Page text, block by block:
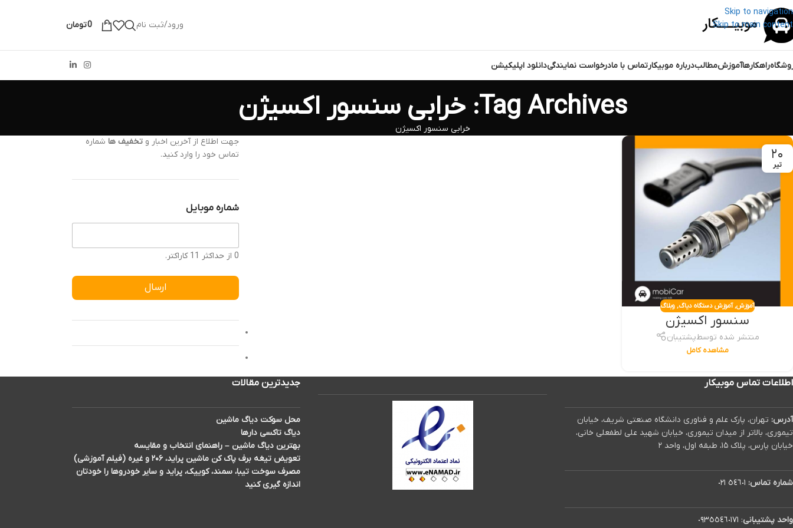
Skip to navigation
Skip to main content
ورود/ثبت نام 0تومان
راهکارهاآموزشمطالبدرباره موبیکارتماس با مادرخواست نمایندگیدانلود اپلیکیشن
Tag Archives: خرابی سنسور اکسیژن
خرابی سنسور اکسیژن
۲۰
تیر
آموزش,آموزش دستگاه دیاگ, وبلاگ
سنسور اکسیژن
منتشر شده توسطپشتیبان
مشاهده کامل
جهت اطلاع از آخرین اخبار و تخفیف ها شماره
تماس خود را وارد کنید.
شماره موبایل
0 از حداکثر 11 کاراکتر.
ارسال
اطلاعات تماس موبیکار
آدرس: تهران، پارک علم و فناوری دانشگاه صنعتی شریف، خیابان
تیموری، بالاتر از میدان تیموری، خیابان شهید علی لطفعلی خانی،
خیابان پارس، پلاک ۱۵، طبقه اول، واحد ۲
شماره تماس: ٥٤٦٠١ ٠٢١
واحد پشتیبانی: ٠٩٣٥٥٤٦٠١٧١
جدیدترین مقالات
محل سوکت دیاگ ماشین
دیاگ تاکسی دارها
بهترین دیاگ ماشین – راهنمای انتخاب و مقایسه
تعویض تیغه برف پاک کن ماشین پراید، ۲۰۶ و غیره (فیلم آموزشی)
مصرف سوخت تیبا، سمند، کوییک، پراید و سایر خودروها را خودتان
اندازه گیری کنید